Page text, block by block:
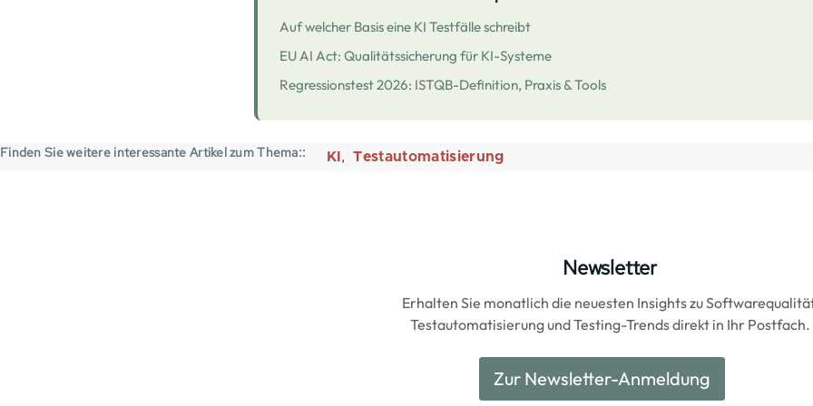
Auf welcher Basis eine KI Testfälle schreibt
EU AI Act: Qualitätssicherung für KI-Systeme
Regressionstest 2026: ISTQB-Definition, Praxis & Tools
Finden Sie weitere interessante Artikel zum Thema: KI Testautomatisierung
Newsletter
Erhalten Sie monatlich die neuesten Insights zu
Testautomatisierung und Testing-Trends direkt in Ihr Postfach.
Zur Newsletter-Anmeldung